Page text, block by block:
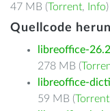
47 MB (Torrent, Info)
Quellcode
libreoffice-
278 MB (
libreoffice-
59 MB (Torrent